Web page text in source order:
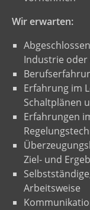
Wir erwarten:
Industrie
Erfahrung im
Schaltplänen
Erfahrungen
Ziel- und
Arbeitsweise